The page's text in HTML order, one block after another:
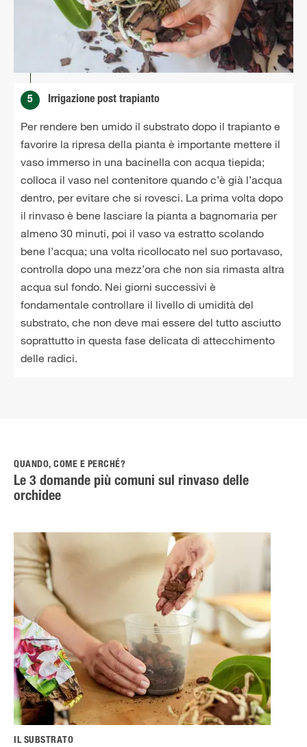
5 Irrigazione post trapianto
Per rendere ben umido il substrato dopo il trapianto e
favorire la ripresa della pianta è importante mettere il
vaso immerso in una bacinella con acqua tiepida;
colloca il vaso nel contenitore quando c’è già l’acqua
dentro, per evitare che si rovesci. La prima volta dopo
il rinvaso è bene lasciare la pianta a bagnomaria per
almeno 30 minuti, poi il vaso va estratto scolando
bene l’acqua; una volta ricollocato nel suo portavaso,
controlla dopo una mezz’ora che non sia rimasta altra
acqua sul fondo. Nei giorni successivi è
fondamentale controllare il livello di umidità del
substrato, che non deve mai essere del tutto asciutto
soprattutto in questa fase delicata di attecchimento
delle radici.
QUANDO, COME E PERCHÉ?
Le 3 domande più comuni sul rinvaso delle
orchidee
IL SUBSTRATO